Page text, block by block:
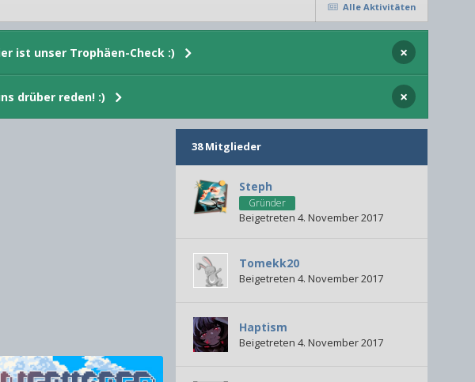
Alle Aktivitäten
ist unser Trophäen-Check :) ×
drüber reden! :) ×
38 Mitglieder
Steph
Gründer
Beigetreten 4. November 2017
Tomekk20
Beigetreten 4. November 2017
Haptism
Beigetreten 4. November 2017